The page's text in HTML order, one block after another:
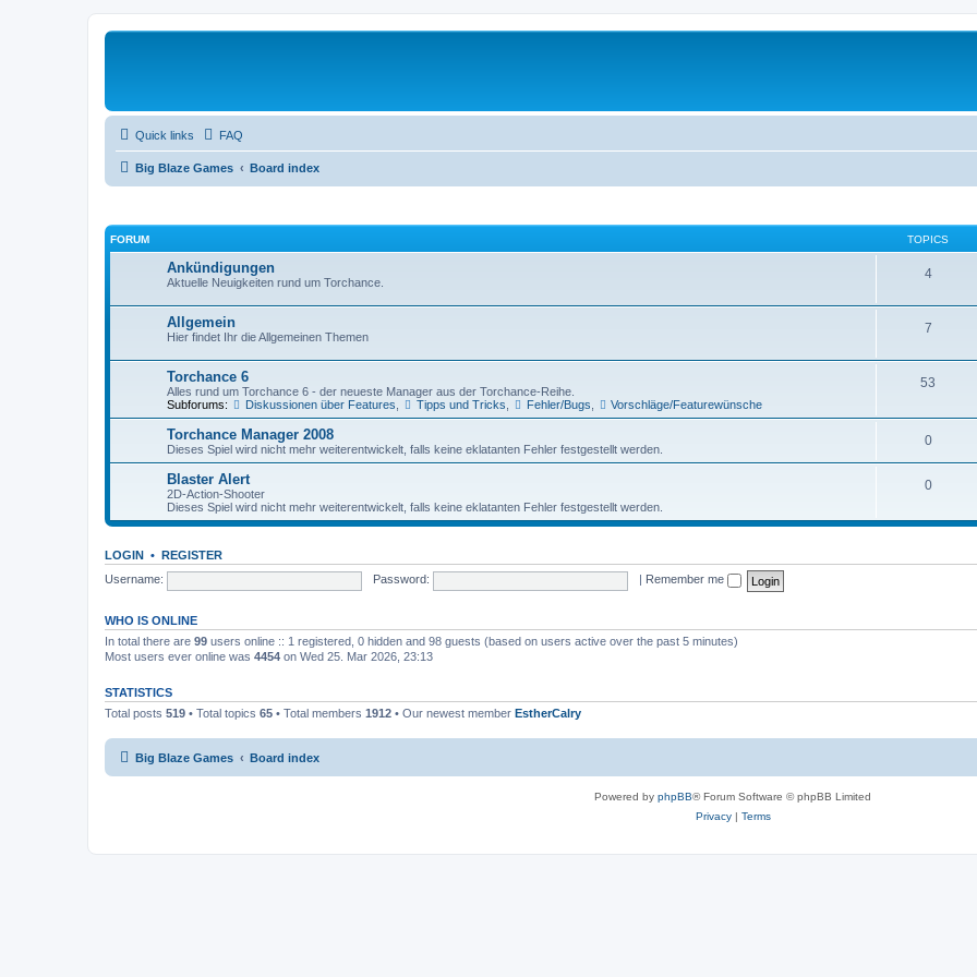
Quick links FAQ
Big Blaze Games Board index
FORUM TOPICS
Ankündigungen
Aktuelle Neuigkeiten rund um Torchance.
4
Allgemein
Hier findet Ihr die Allgemeinen Themen
7
Torchance 6
Alles rund um Torchance 6 - der neueste Manager aus der Torchance-Reihe.
Subforums:
Diskussionen über Features Tipps und Tricks Fehler/Bugs Vorschläge/Featurewünsche
53
Torchance Manager 2008
Dieses Spiel wird nicht mehr weiterentwickelt, falls keine eklatanten Fehler festgestellt werden.
0
Blaster Alert
2D-Action-Shooter
Dieses Spiel wird nicht mehr weiterentwickelt, falls keine eklatanten Fehler festgestellt werden.
0
LOGIN • REGISTER
Username:
Password: Remember me
WHO IS ONLINE
In total there are 99 users online :: 1 registered, 0 hidden and 98 guests (based on users active over the past 5 minutes)
Most users ever online was 4454 on Wed 25. Mar 2026, 23:13
STATISTICS
Total posts 519 • Total topics 65 • Total members 1912 • Our newest member EstherCalry
Big Blaze Games Board index
Powered by phpBB® Forum Software © phpBB Limited
Privacy| Terms